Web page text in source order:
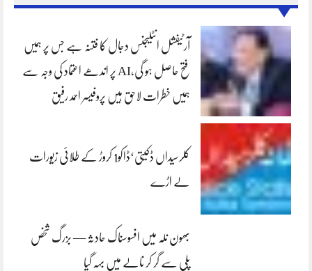
آرٹیفشل انٹلیجنس دجال کا فتنہ ہے جس پر ہمیں
فتح حاصل ہو گی،AI پر اندھے اعتماد کی وجہ سے
ہمیں خطرات لاحق ہیں پروفیسر احمد رفیق
کلرسیداں ڈکیتی‘ڈاکو1 کروڑ کے طلائی زیورات
لے اڑے
بھون نلہ میں افسوسناک حادثہ — بزرگ شخص
پلی سے گر کر نالے میں بہہ گیا